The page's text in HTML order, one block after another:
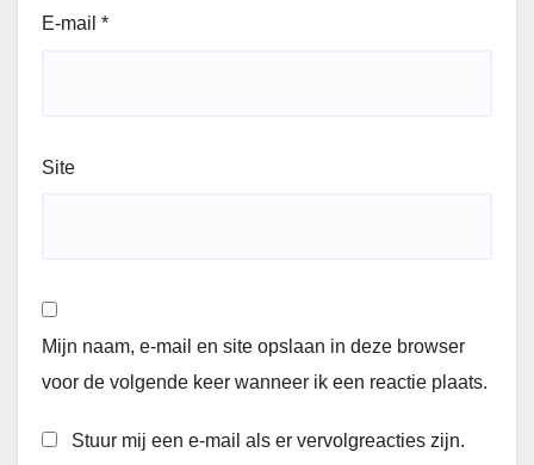
E-mail *
Site
Mijn naam, e-mail en site opslaan in deze browser
voor de volgende keer wanneer ik een reactie plaats.
Stuur mij een e-mail als er vervolgreacties zijn.